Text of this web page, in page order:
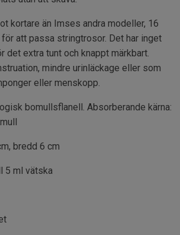
kortare än Imses andra modeller, 16
att passa stringtrosor. Det har inget
det extra tunt och knappt märkbart.
mindre urinläckage eller som
eller menskopp.
bomullsflanell. Absorberande kärna:
bredd 6 cm
5 ml vätska